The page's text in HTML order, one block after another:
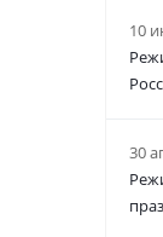
10
30